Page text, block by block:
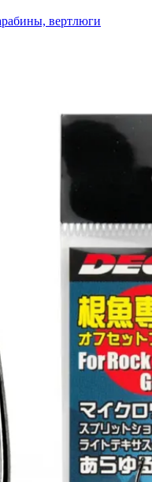
вертлюги